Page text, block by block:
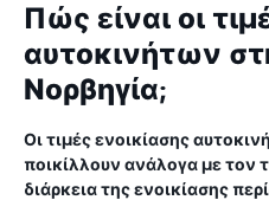
Πώς είναι οι
αυτοκινήτων
Νορβηγία;
Οι τιμές ενοικίασης
ποικίλλουν ανάλογα με τον
διάρκεια της ενοικίασης